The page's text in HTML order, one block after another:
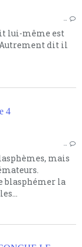
…
lui-même est
Autrement dit il
4
…
mais
blasphémer la